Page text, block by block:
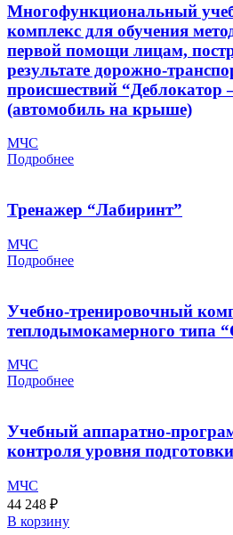
Многофункциональный
комплекс для обучения
первой помощи лицам,
результате дорожно-
происшествий “Деблокатор
(автомобиль на крыше)
МЧС
Подробнее
Тренажер “Лабиринт”
МЧС
Подробнее
Учебно-тренировочный
теплодымокамерного типа
МЧС
Подробнее
Учебный аппаратно-
контроля уровня
МЧС
44 248 ₽
В корзину